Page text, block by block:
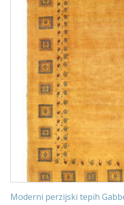
Moderni perzijski tepih